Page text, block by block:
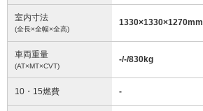
室内寸法
(全長×全幅×全高)
1330×1330×1270mm
車両重量
(AT×MT×CVT)
-/-/830kg
10・15燃費 -